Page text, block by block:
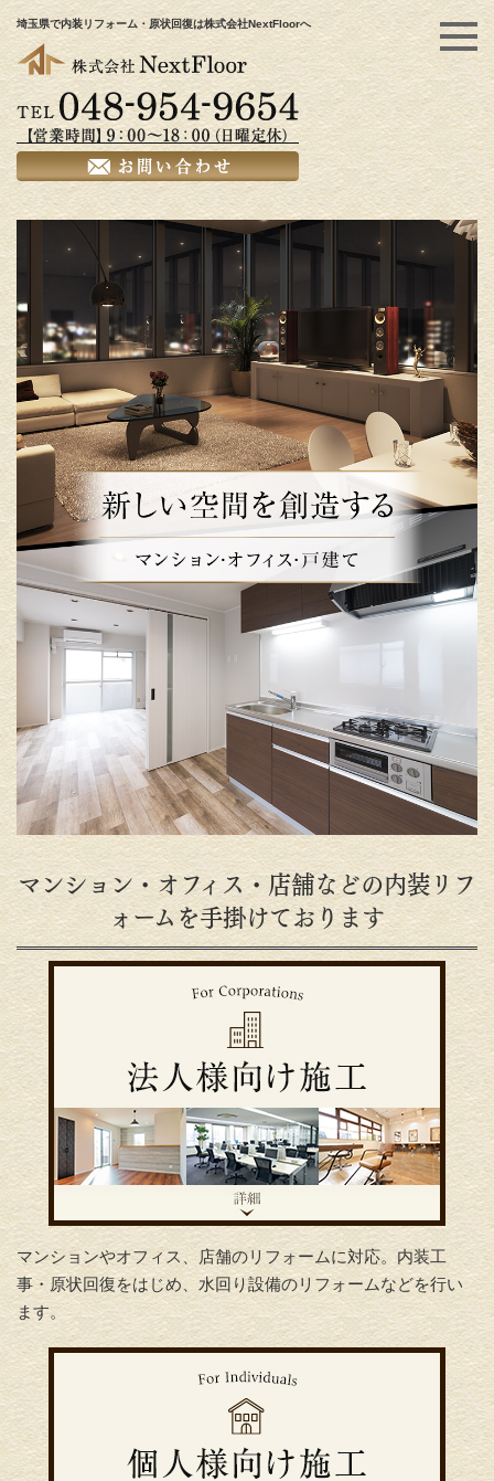
埼玉県で内装リフォーム・原状回復は株式会社NextFloorへ
マンション・オフィス・店舗などの内装リフ
ォームを手掛けております
マンションやオフィス、店舗のリフォームに対応。内装工
事・原状回復をはじめ、水回り設備のリフォームなどを行い
ます。